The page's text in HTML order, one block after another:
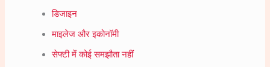
डिजाइन
माइलेज और इकोनॉमी
सेफ्टी में कोई समझौता नहीं